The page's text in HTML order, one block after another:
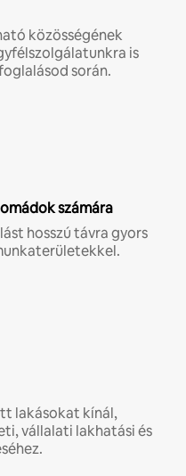
közösségének
is
során.
számára
hosszú távra gyors
lakásokat kínál,
vállalati lakhatási és